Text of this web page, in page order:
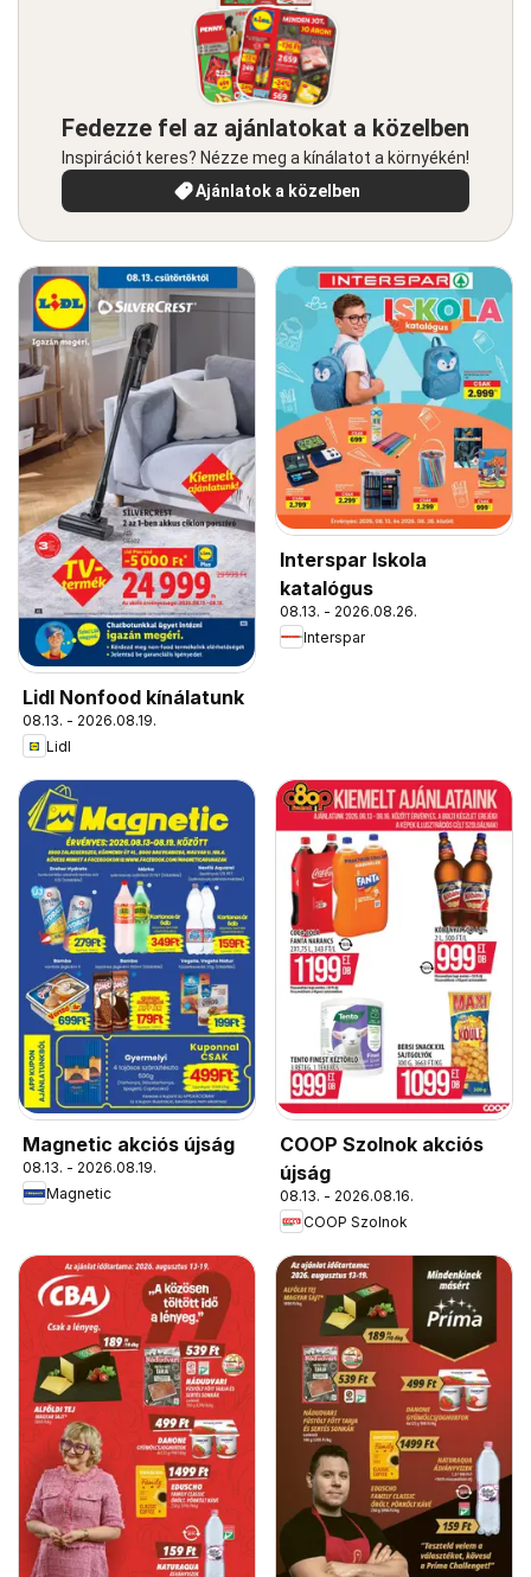
Fedezze fel az ajánlatokat a közelben
Inspirációt keres? Nézze meg a kínálatot a környékén!
Ajánlatok a közelben
Lidl Nonfood kínálatunk
08.13. - 2026.08.19.
Lidl
Interspar Iskola
katalógus
08.13. - 2026.08.26.
Interspar
Magnetic akciós újság
08.13. - 2026.08.19.
Magnetic
COOP Szolnok akciós
újság
08.13. - 2026.08.16.
COOP Szolnok